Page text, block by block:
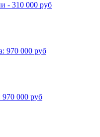
- 310 000 руб
970 000 руб
000 руб